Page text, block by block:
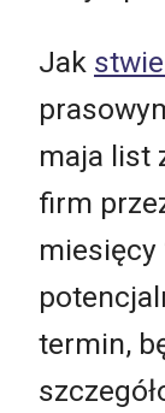
Jak
maja list
firm
miesięcy
termin,